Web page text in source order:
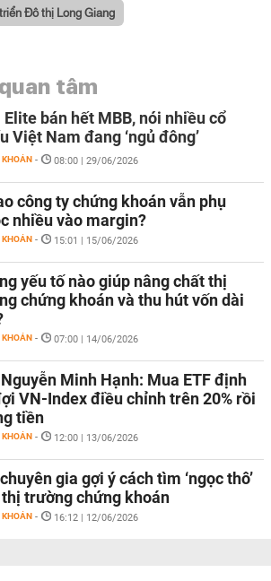
Đô thị Long Giang
tâm
Elite bán hết MBB, nói nhiều cổ
Việt Nam đang ‘ngủ đông’
KHOÁN - 08:00 | 29/06/2026
công ty chứng khoán vẫn phụ
nhiều vào margin?
KHOÁN - 15:01 | 15/06/2026
yếu tố nào giúp nâng chất thị
chứng khoán và thu hút vốn dài
KHOÁN - 07:00 | 14/06/2026
Minh Hạnh: Mua ETF định
VN-Index điều chỉnh trên 20% rồi
tiền
KHOÁN - 12:00 | 13/06/2026
gia gợi ý cách tìm ‘ngọc thô’
trường chứng khoán
KHOÁN - 16:12 | 12/06/2026